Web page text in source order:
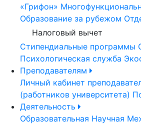
«Грифон»
Образование за рубежом
Налоговый вычет
Стипендиальные программы
Психологическая служба
Преподавателям
Личный кабинет
(работников университета)
Деятельность
Образовательная Научная